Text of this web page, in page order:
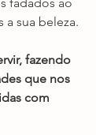
fadados ao
a sua beleza.
fazendo
que nos
com